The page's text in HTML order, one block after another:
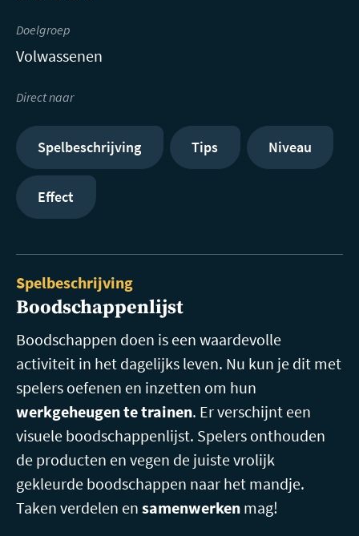
Doelgroep
Volwassenen
Direct naar
Spelbeschrijving Tips Niveau
Effect
Spelbeschrijving
Boodschappenlijst
Boodschappen doen is een waardevolle
activiteit in het dagelijks leven. Nu kun je dit met
spelers oefenen en inzetten om hun
werkgeheugen te trainen. Er verschijnt een
visuele boodschappenlijst. Spelers onthouden
de producten en vegen de juiste vrolijk
gekleurde boodschappen naar het mandje.
Taken verdelen en samenwerken mag!